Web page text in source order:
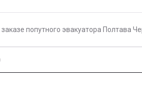
попутного эвакуатора Полтава